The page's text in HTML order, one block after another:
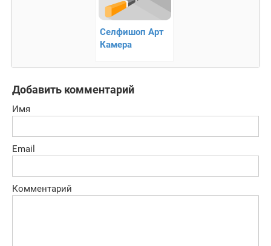
Селфишоп Арт
Камера
Добавить комментарий
Имя
Email
Комментарий